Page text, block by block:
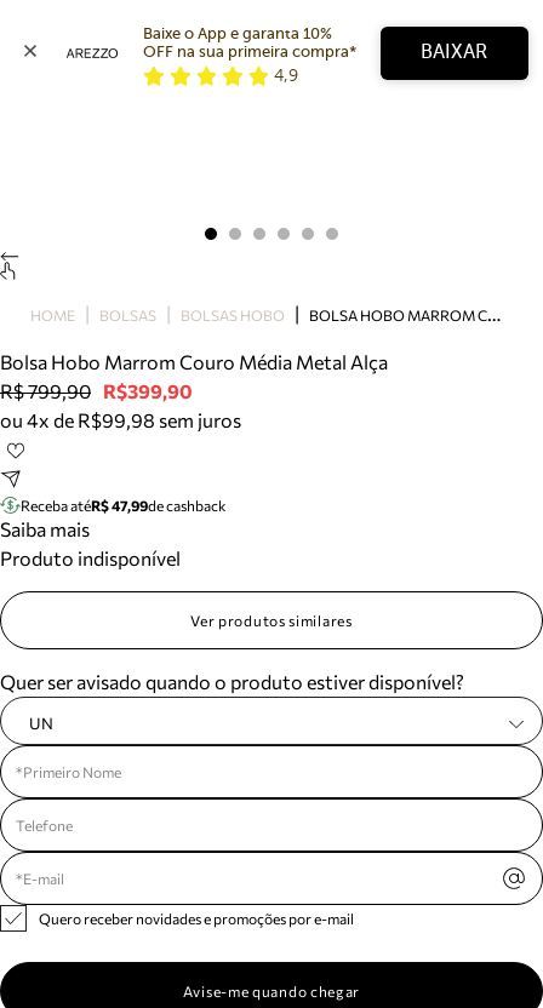
Bolsa
Tamanco
Tênis
Mule
Tire dúvidas sobre pedidos, devoluções e mais.
Meus pedidos
Acompanhe seus pedidos e solicite devoluções.
Baixe o App e garanta 10%
OFF na sua primeira compra*
4,9
BAIXAR
HOME BOLSAS BOLSAS HOBO B
OLSA HOBO MARROM COURO MÉDIA METAL ALÇA
Bolsa Hobo Marrom Couro Média Metal Alça
R$ 799,90 R$399,90
ou 4x de R$99,98 sem juros
Receba atéR$ 47,99de cashback
Saiba mais
Produto indisponível
Ver produtos similares
Quer ser avisado quando o produto estiver disponível?
UN
Quero receber novidades e promoções por e-mail
Avise-me quando chegar